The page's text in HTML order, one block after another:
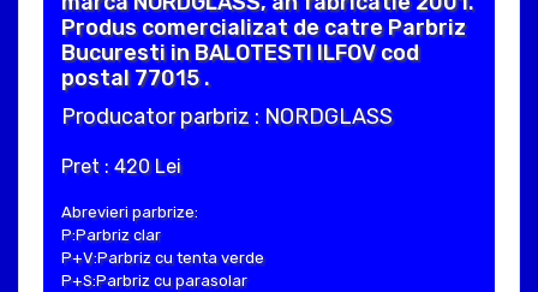
Produs comercializat de catre Parbriz
Bucuresti in BALOTESTI ILFOV cod
postal 77015 .
Producator parbriz : NORDGLASS
Pret : 420 Lei
Abrevieri parbrize:
P:Parbriz clar
P+V:Parbriz cu tenta verde
P+S:Parbriz cu parasolar